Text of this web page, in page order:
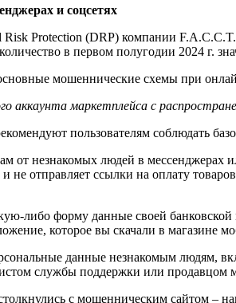
и соцсетях
Protection (DRP) компании
в первом полугодии 2024 г.
аккаунта маркетплейса с
пользователям соблюдать
от незнакомых людей в мессенджерах
не отправляет ссылки на оплату
либо форму данные своей банковской
которое вы скачали в магазине
данные незнакомым людям,
службы поддержки или продавцом
с мошенническим сайтом –